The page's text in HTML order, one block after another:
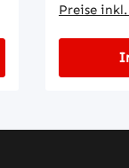
Preise